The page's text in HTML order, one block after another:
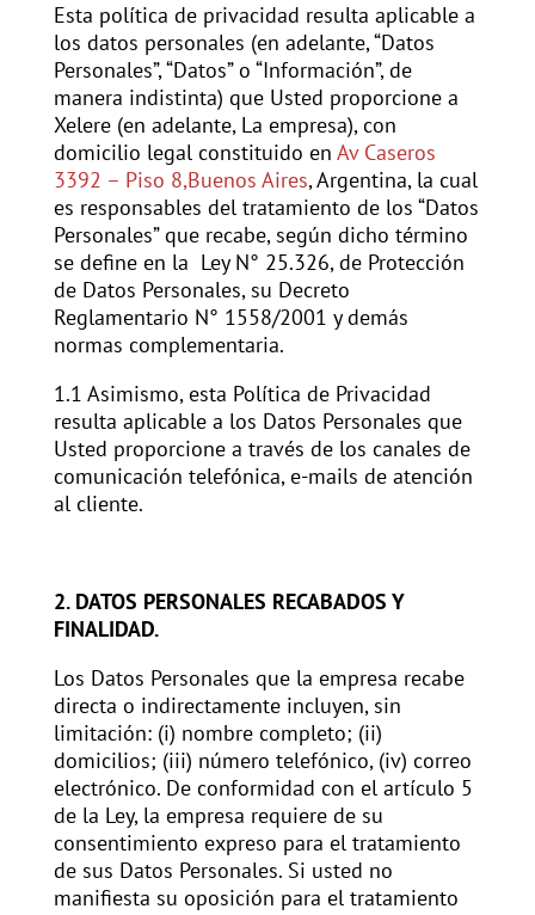
Esta política de privacidad resulta aplicable a
los datos personales (en adelante, “Datos
Personales”, “Datos” o “Información”, de
manera indistinta) que Usted proporcione a
Xelere (en adelante, La empresa), con
domicilio legal constituido en Av Caseros
3392 – Piso 8,Buenos Aires, Argentina, la cual
es responsables del tratamiento de los “Datos
Personales” que recabe, según dicho término
se define en la Ley N° 25.326, de Protección
de Datos Personales, su Decreto
Reglamentario N° 1558/2001 y demás
normas complementaria.
1.1 Asimismo, esta Política de Privacidad
resulta aplicable a los Datos Personales que
Usted proporcione a través de los canales de
comunicación telefónica, e-mails de atención
al cliente.
2. DATOS PERSONALES RECABADOS Y
FINALIDAD.
Los Datos Personales que la empresa recabe
directa o indirectamente incluyen, sin
limitación: (i) nombre completo; (ii)
domicilios; (iii) número telefónico, (iv) correo
electrónico. De conformidad con el artículo 5
de la Ley, la empresa requiere de su
consentimiento expreso para el tratamiento
de sus Datos Personales. Si usted no
manifiesta su oposición para el tratamiento